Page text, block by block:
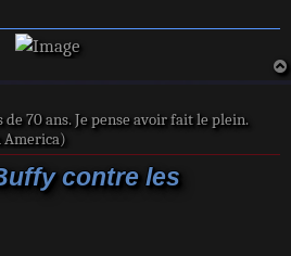
70 ans. Je pense avoir fait le plein.
America)
contre les